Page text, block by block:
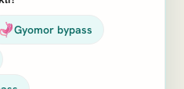
Gyomor bypass